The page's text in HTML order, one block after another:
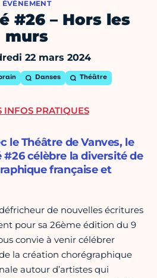
ÉVÈNEMENT
#26 – Hors les
murs
22 mars 2024
Danses Théâtre
le Théâtre de Vanves, le
célèbre la diversité de
française et
de nouvelles écritures
pour sa 26ème édition du 9
convie à venir célébrer
la création chorégraphique
autour d’artistes qui
INFOS PRATIQUES